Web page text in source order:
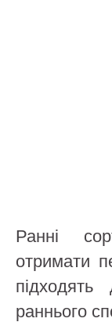
Ранні
отримати
раннього